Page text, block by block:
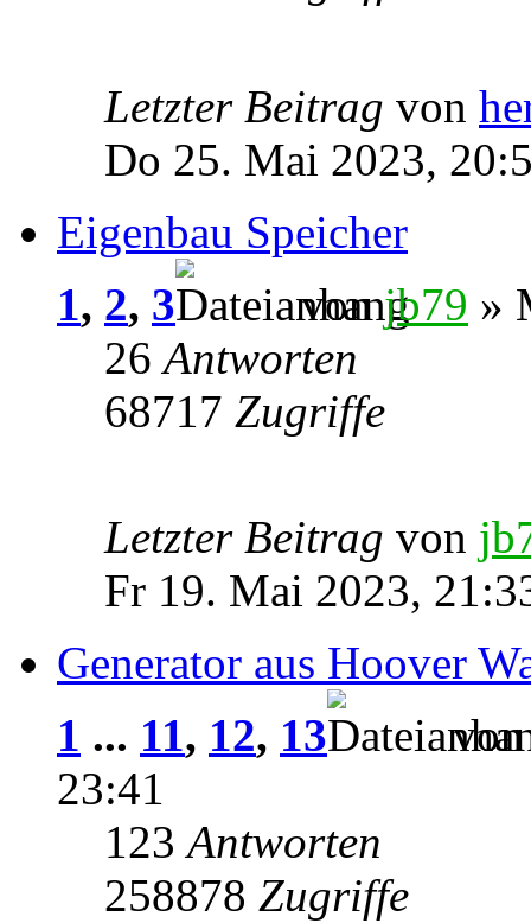
Letzter Beitrag von
Do 25. Mai 2023,
Eigenbau Speicher
1, 2, 3 vonjb79 »
26Antworten
68717 Zugriffe
Letzter Beitrag von
Fr 19. Mai 2023,
Generator aus Hoover
1 ... 11, 12, 13
23:41
123Antworten
258878 Zugriffe